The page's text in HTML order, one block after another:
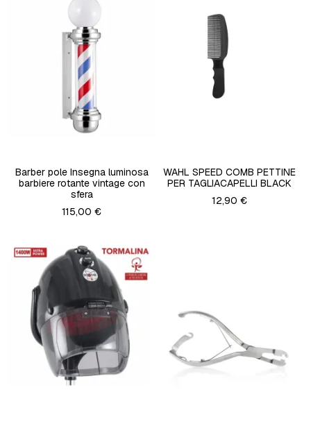
Barber pole Insegna luminosa
barbiere rotante vintage con
sfera
115,00 €
WAHL SPEED COMB PETTINE
PER TAGLIACAPELLI BLACK
12,90 €